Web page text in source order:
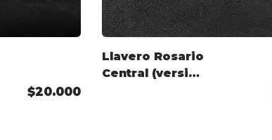
$20.000
Llavero Rosario
Central (versión